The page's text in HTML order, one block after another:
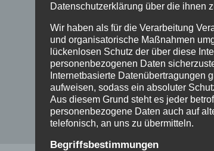
MEILENSTEINSHOOTING
Datenschutzerklärung über die ihnen
Wir haben als für die Verarbeitung
und organisatorische Maßnahmen
lückenlosen Schutz der über diese
personenbezogenen Daten
Internetbasierte Datenübertragungen
aufweisen, sodass ein absoluter
Aus diesem Grund steht es jeder
personenbezogene Daten auch auf
telefonisch, an uns zu übermitteln.
Begriffsbestimmungen